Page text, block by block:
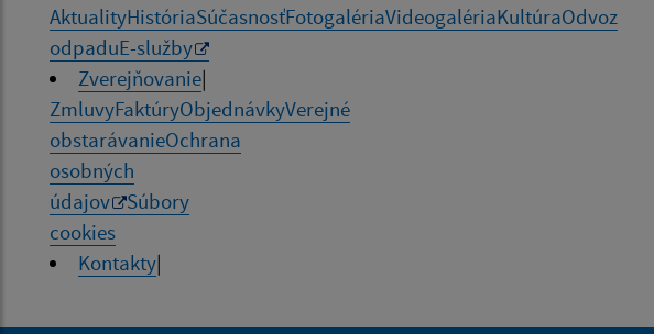
AktualityHistóriaSúčasnosťFotogalériaVideogalériaKultúraOdvoz
odpaduE-služby
Zverejňovanie|
ZmluvyFaktúryObjednávkyVerejné
obstarávanieOchrana
osobných
údajov
Súbory
cookies
Kontakty|